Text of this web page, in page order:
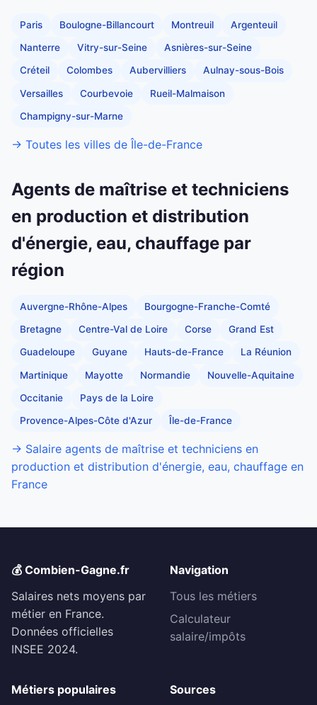
Paris Boulogne-Billancourt Montreuil Argenteuil
Nanterre Vitry-sur-Seine Asnières-sur-Seine
Créteil Colombes Aubervilliers Aulnay-sous-Bois
Versailles Courbevoie Rueil-Malmaison
Champigny-sur-Marne
→ Toutes les villes de Île-de-France
Agents de maîtrise et techniciens
en production et distribution
d'énergie, eau, chauffage par
région
Auvergne-Rhône-Alpes Bourgogne-Franche-Comté
Bretagne Centre-Val de Loire Corse Grand Est
Guadeloupe Guyane Hauts-de-France La Réunion
Martinique Mayotte Normandie Nouvelle-Aquitaine
Occitanie Pays de la Loire
Provence-Alpes-Côte d'Azur Île-de-France
→ Salaire agents de maîtrise et techniciens en
production et distribution d'énergie, eau, chauffage en
France
💰 Combien-Gagne.fr
Salaires nets moyens par
métier en France.
Données officielles
INSEE 2024.
Navigation
Tous les métiers
Calculateur
salaire/impôts
Métiers populaires Sources